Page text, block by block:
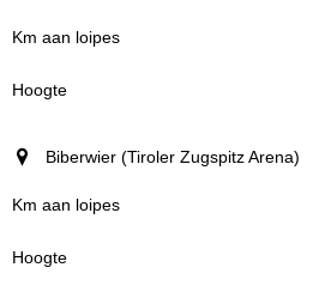
Biberwier (Tiroler Zugspitz Arena)